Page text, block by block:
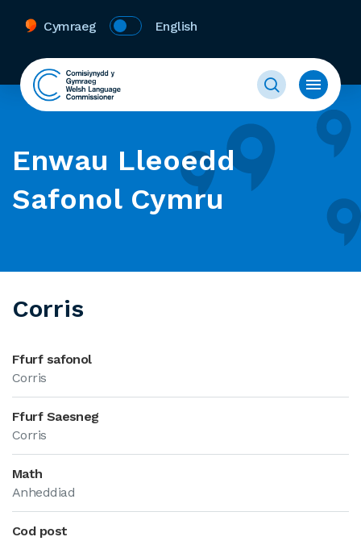
Cymraeg English
Enwau Lleoedd
Safonol Cymru
Corris
Ffurf safonol
Corris
Ffurf Saesneg
Corris
Math
Anheddiad
Cod post